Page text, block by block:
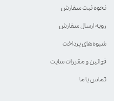
نحوه ثبت سفارش
رویه ارسال سفارش
شیوه‌های پرداخت
قوانین و مقررات سایت
تماس با ما